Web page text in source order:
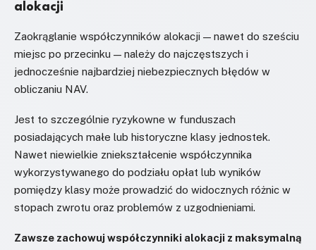
alokacji
Zaokrąglanie współczynników alokacji — nawet do sześciu
miejsc po przecinku — należy do najczęstszych i
jednocześnie najbardziej niebezpiecznych błędów w
obliczaniu NAV.
Jest to szczególnie ryzykowne w funduszach
posiadających małe lub historyczne klasy jednostek.
Nawet niewielkie zniekształcenie współczynnika
wykorzystywanego do podziału opłat lub wyników
pomiędzy klasy może prowadzić do widocznych różnic w
stopach zwrotu oraz problemów z uzgodnieniami.
Zawsze zachowuj współczynniki alokacji z maksymalną